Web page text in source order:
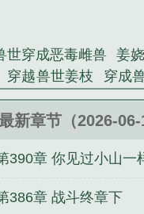
喝碗羊杂汤精心创
世穿成恶毒雌兽 姜
穿越兽世姜枝 穿成
东当首辅夫人穿成
主角沈从妩谢延东全
案成警局团宠夏知
成警局团宠全文
新章节（2026-06-
390章 你见过小山一
文吗二合一
386章 战斗终章下